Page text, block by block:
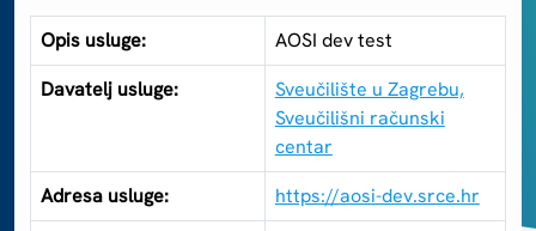
O sustavu
Kontakt
Opis usluge:
AOSI dev test
Davatelj usluge:
Sveučilište u Zagrebu,
Sveučilišni računski
centar
Adresa usluge:
https://aosi-dev.srce.hr